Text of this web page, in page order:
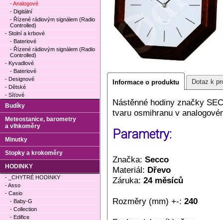
Informace o produktu Dotaz k
Nástěnné hodiny značky
tvaru osmihranu v
Parametry:
Značka: Secco
Materiál: Dřevo
Záruka: 24 měsíců
Rozměry (mm) +-: 240
- Analogové
- Digitální
- Řízené rádiovým signálem (Radio
Controlled)
- Stolní a krbové
- Bateriové
- Řízené rádiovým signálem (Radio
Controlled)
- Kyvadlové
- Bateriové
- Designové
- Dětské
- Síťové
Budíky
Meteostanice, barometry
a vlhkoměry
Minutky
Stopky a krokoměry
HODINKY
- _CHYTRÉ HODINKY
- Asso
- Casio
- Baby-G
- Collection
- Edifice